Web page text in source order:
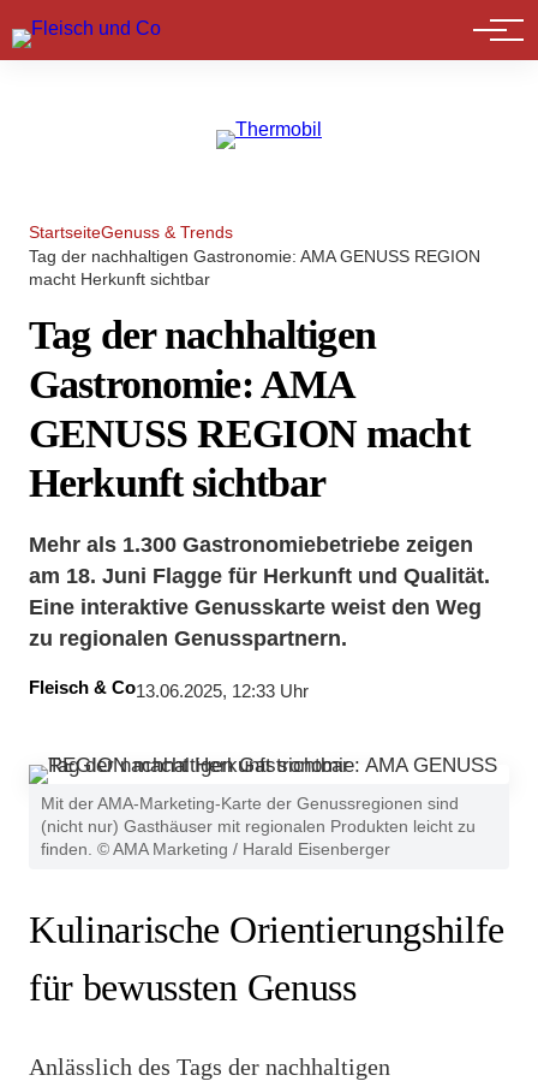
Marktführer
StartseiteGenuss & Trends
Tag der nachhaltigen Gastronomie: AMA GENUSS REGION
macht Herkunft sichtbar
Tag der nachhaltigen
Gastronomie: AMA
GENUSS REGION macht
Herkunft sichtbar
Mehr als 1.300 Gastronomiebetriebe zeigen
am 18. Juni Flagge für Herkunft und Qualität.
Eine interaktive Genusskarte weist den Weg
zu regionalen Genusspartnern.
Fleisch & Co13.06.2025, 12:33 Uhr
Mit der AMA-Marketing-Karte der Genussregionen sind
(nicht nur) Gasthäuser mit regionalen Produkten leicht zu
finden. © AMA Marketing / Harald Eisenberger
Kulinarische Orientierungshilfe
für bewussten Genuss
Anlässlich des Tags der nachhaltigen